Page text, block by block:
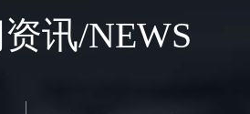
讯/NEWS